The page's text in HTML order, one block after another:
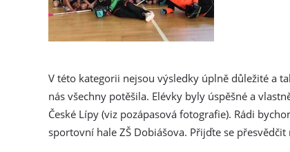
V této kategorii nejsou výsledky úplně důležité a
nás všechny potěšila. Elévky byly úspěšné a
České Lípy (viz pozápasová fotografie). Rádi
sportovní hale ZŠ Dobiášova. Přijďte se přesvědčit